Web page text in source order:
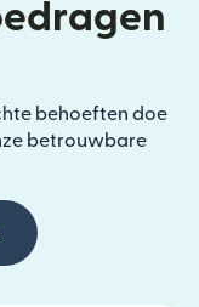
behoeften doe
betrouwbare